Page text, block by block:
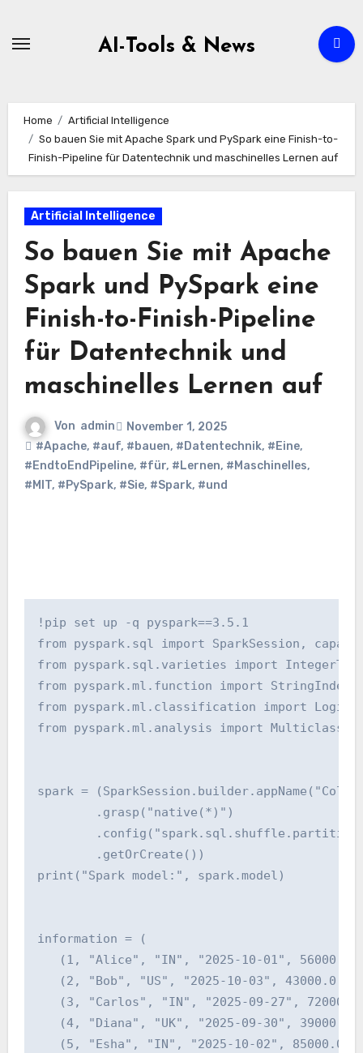
AI-Tools & News
Home
Artificial Intelligence
So bauen Sie mit Apache Spark und PySpark eine Finish-to-
Finish-Pipeline für Datentechnik und maschinelles Lernen auf
Artificial Intelligence
So bauen Sie mit Apache
Spark und PySpark eine
Finish-to-Finish-Pipeline
für Datentechnik und
maschinelles Lernen auf
Von admin
November 1, 2025
#Apache, #auf, #bauen, #Datentechnik, #Eine,
#EndtoEndPipeline, #für, #Lernen, #Maschinelles,
#MIT, #PySpark, #Sie, #Spark, #und
!pip set up -q pyspark==3.5.1
from pyspark.sql import SparkSession,
from pyspark.sql.varieties import
from pyspark.ml.function import
from pyspark.ml.classification import
from pyspark.ml.analysis import
spark =
        .grasp("native(*)")
        .getOrCreate())
print("Spark model:", spark.model)
information = (
(1, "Alice", "IN", "2025-10-01", 56000.0,
(2, "Bob", "US", "2025-10-03", 43000.0,
(3, "Carlos", "IN", "2025-09-27",
(4, "Diana", "UK", "2025-09-30", 39000.0,
(5, "Esha", "IN", "2025-10-02", 85000.0,